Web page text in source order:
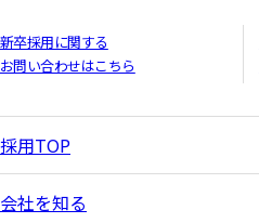
新卒採用に関する
お問い合わせはこちら
採用TOP
会社を知る